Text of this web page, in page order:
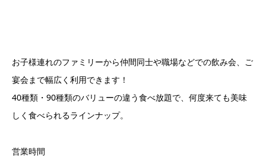
お子様連れのファミリーから仲間同士や職場などでの飲み会、ご
宴会まで幅広く利用できます！
40種類・90種類のバリューの違う食べ放題で、何度来ても美味
しく食べられるラインナップ。
営業時間